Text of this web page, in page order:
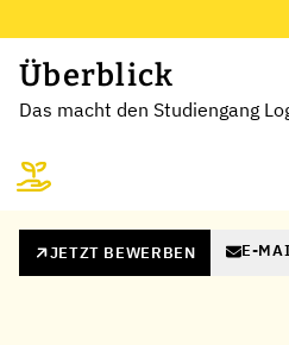
Überblick
Das macht den Studiengang
JETZT BEWERBEN E-